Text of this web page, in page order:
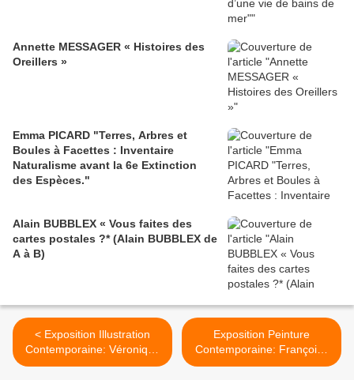
Annette MESSAGER « Histoires des
Oreillers »
Emma PICARD "Terres, Arbres et
Boules à Facettes : Inventaire
Naturalisme avant la 6e Extinction
des Espèces."
Alain BUBBLEX « Vous faites des
cartes postales ?* (Alain BUBBLEX de
A à B)
< Exposition Illustration
Contemporaine: Véronique
DOREY «Der Wald»
Exposition Peinture
Contemporaine: Françoise
PETROVITCH «Forget Me